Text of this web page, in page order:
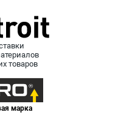
товаров
марка